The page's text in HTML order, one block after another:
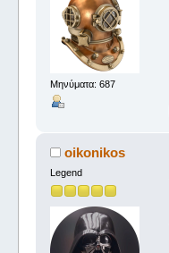
Μηνύματα: 687
oikonikos
Legend